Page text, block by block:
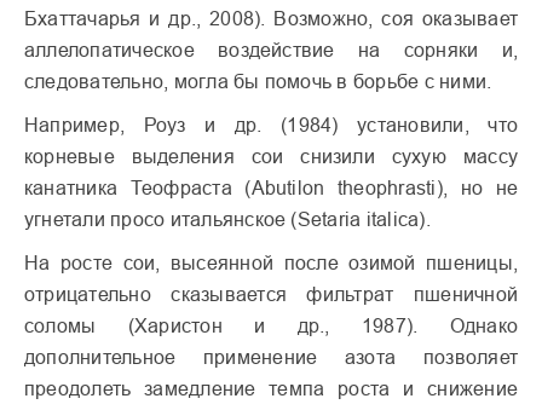
Бхаттачарья и др., 2008). Возможно, соя оказывает
аллелопатическое воздействие на сорняки и,
следовательно, могла бы помочь в борьбе с ними.
Например, Роуз и др. (1984) установили, что
корневые выделения сои снизили сухую массу
канатника Теофраста (Abutilon theophrasti), но не
угнетали просо итальянское (Setaria italica).
На росте сои, высеянной после озимой пшеницы,
отрицательно сказывается фильтрат пшеничной
соломы (Харистон и др., 1987). Однако
дополнительное применение азота позволяет
преодолеть замедление темпа роста и снижение